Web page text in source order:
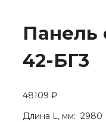
Панель
42-БГ3
48109 ₽
Длина L, мм: 2980